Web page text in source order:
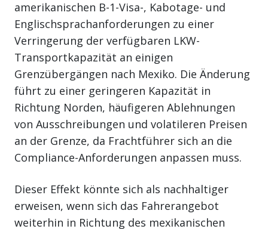
amerikanischen B-1-Visa-, Kabotage- und
Englischsprachanforderungen zu einer
Verringerung der verfügbaren LKW-
Transportkapazität an einigen
Grenzübergängen nach Mexiko. Die Änderung
führt zu einer geringeren Kapazität in
Richtung Norden, häufigeren Ablehnungen
von Ausschreibungen und volatileren Preisen
an der Grenze, da Frachtführer sich an die
Compliance-Anforderungen anpassen muss.
Dieser Effekt könnte sich als nachhaltiger
erweisen, wenn sich das Fahrerangebot
weiterhin in Richtung des mexikanischen